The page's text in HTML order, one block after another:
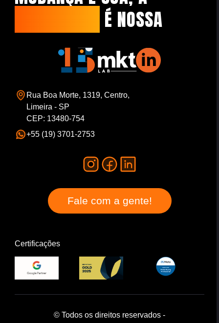
É NOSSA
Rua Boa Morte, 1319, Centro,
Limeira - SP
CEP: 13480-754
+55 (19) 3701-2753
Fale com a gente!
Certificações
© Todos os direitos reservados -